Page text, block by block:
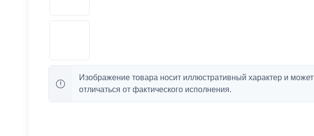
Изображение товара носит иллюстративный характер и может
отличаться от фактического исполнения.